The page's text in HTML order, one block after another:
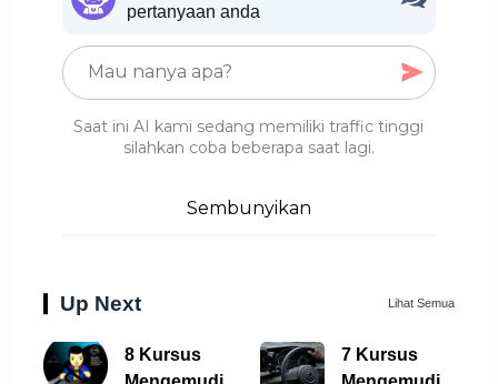
pertanyaan anda
Saat ini AI kami sedang memiliki traffic tinggi
silahkan coba beberapa saat lagi.
Sembunyikan
Up Next Lihat Semua
8 Kursus
7 Kursus